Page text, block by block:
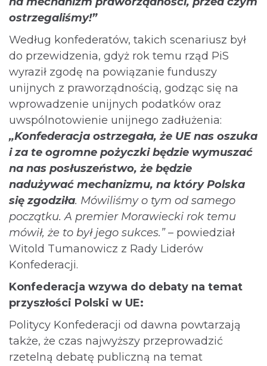
ostrzegaliśmy!”
Według konfederatów, takich scenariusz był
do przewidzenia, gdyż rok temu rząd PiS
wyraził zgodę na powiązanie funduszy
unijnych z praworządnością, godząc się na
wprowadzenie unijnych podatków oraz
uwspólnotowienie unijnego zadłużenia:
„Konfederacja ostrzegała, że UE nas oszuka
i za te ogromne pożyczki będzie wymuszać
na nas posłuszeństwo, że będzie
nadużywać mechanizmu, na który Polska
się zgodziła. Mówiliśmy o tym od samego
początku. A premier Morawiecki rok temu
mówił, że to był jego sukces.”– powiedział
Witold Tumanowicz z Rady Liderów
Konfederacji.
Konfederacja wzywa do debaty na temat
przyszłości Polski w UE:
Politycy Konfederacji od dawna powtarzają
także, że czas najwyższy przeprowadzić
rzetelną debatę publiczną na temat